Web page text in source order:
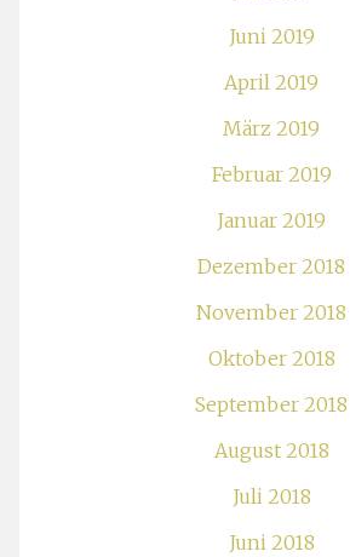
Juni 2019
April 2019
März 2019
Februar 2019
Januar 2019
Dezember 2018
November 2018
Oktober 2018
September 2018
August 2018
Juli 2018
Juni 2018